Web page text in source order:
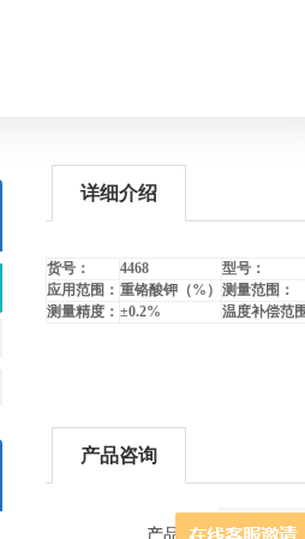
详细介绍
货号： 4468 型号：
应用范围： 重铬酸钾（% ） 测量范围：
测量精度： ±0.2% 温度补偿范
产品咨询
产品：